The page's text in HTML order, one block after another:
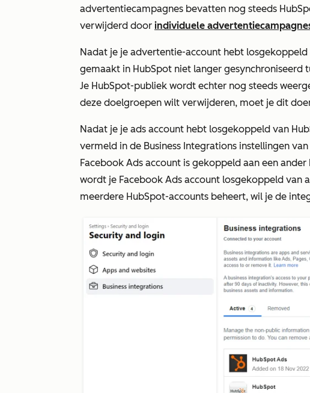
advertentiecampagnes bevatten nog steeds
verwijderd door individuele
Nadat je je advertentie-account hebt
gemaakt in HubSpot niet langer gesynchroniseerd
Je HubSpot-publiek wordt echter nog steeds
deze doelgroepen wilt verwijderen, moet je dit
Nadat je je ads account hebt losgekoppeld van
vermeld in de Business Integrations instellingen
Facebook Ads account is gekoppeld aan een
wordt je Facebook Ads account losgekoppeld van
meerdere HubSpot-accounts beheert, wil je de